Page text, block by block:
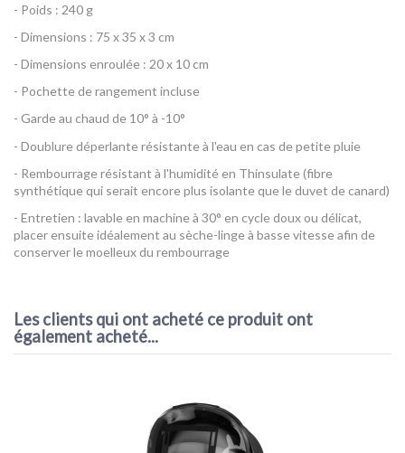
- Poids : 240 g
- Dimensions : 75 x 35 x 3 cm
- Dimensions enroulée : 20 x 10 cm
- Pochette de rangement incluse
- Garde au chaud de 10° à -10°
- Doublure déperlante résistante à l'eau en cas de petite pluie
- Rembourrage résistant à l'humidité en Thinsulate (fibre
synthétique qui serait encore plus isolante que le duvet de canard)
- Entretien : lavable en machine à 30° en cycle doux ou délicat,
placer ensuite idéalement au sèche-linge à basse vitesse afin de
conserver le moelleux du rembourrage
10
Les clients qui ont acheté ce produit ont
également acheté...